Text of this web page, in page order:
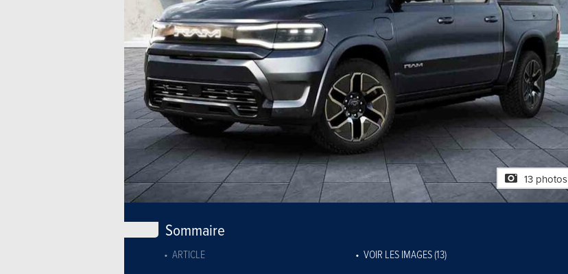
13 photos
Sommaire
ARTICLE VOIR LES IMAGES (13)